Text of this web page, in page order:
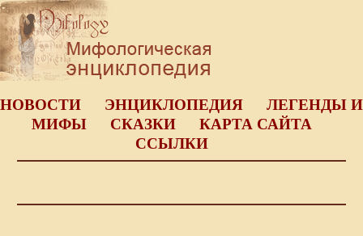
НОВОСТИ ЭНЦИКЛОПЕДИЯ
ЛЕГЕНДЫ И
МИФЫ
СКАЗКИ
КАРТА САЙТА
ССЫЛКИ